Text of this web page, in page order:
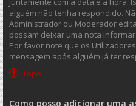
alguém não tenha respondido.
Administrador ou Moderador
possam deixar uma nota
Por favor note que os
mensagem após alguém já ter
Topo
Como posso adicionar uma